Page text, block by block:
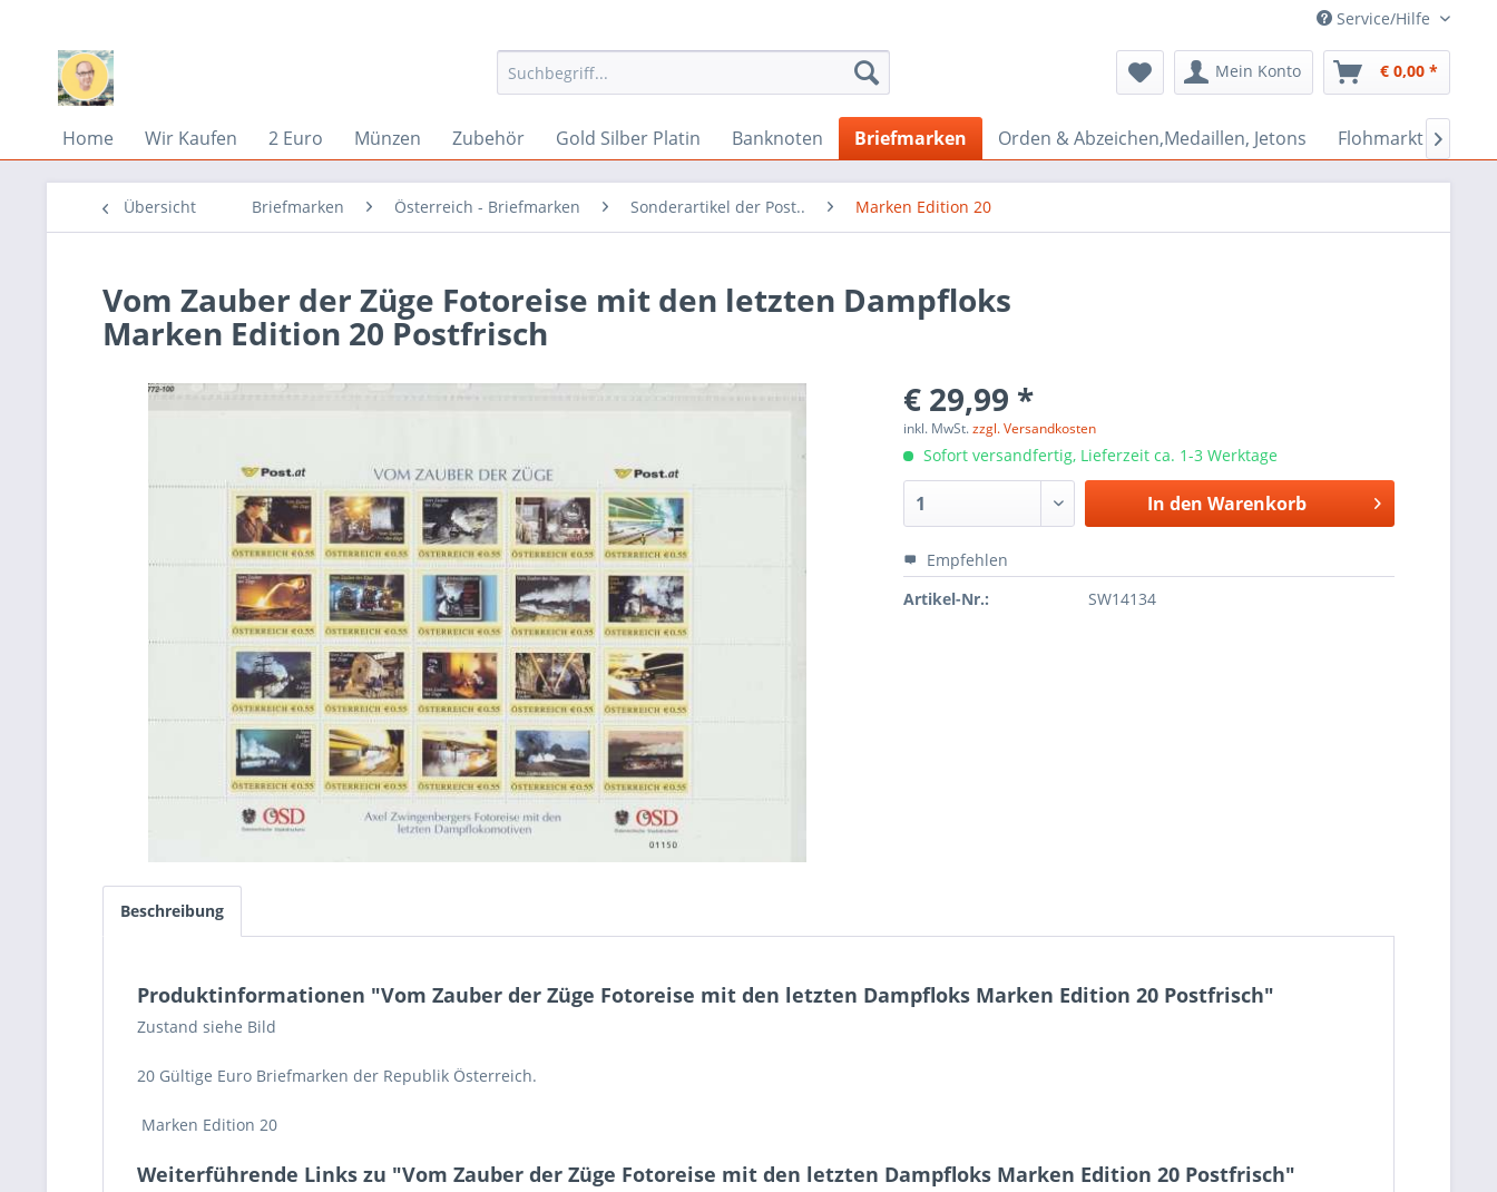
Service/Hilfe
Mein Konto € 0,00 *
Home Wir Kaufen 2 Euro Münzen Zubehör Gold Silber Platin Banknoten Briefmarken Orden & Abzeichen,Medaillen, Jetons Flohmarkt Bazar

Übersicht Briefmarken Österreich - Briefmarken Sonderartikel der Post.. Marken Edition 20
Vom Zauber der Züge Fotoreise mit den letzten Dampfloks
Marken Edition 20 Postfrisch
€ 29,99 *
inkl. MwSt.zzgl. Versandkosten
Sofort versandfertig, Lieferzeit ca. 1-3 Werktage
In den Warenkorb
Empfehlen
Artikel-Nr.:
SW14134
Beschreibung
Produktinformationen "Vom Zauber der Züge Fotoreise mit den letzten Dampfloks Marken Edition 20 Postfrisch"
Zustand siehe Bild
20 Gültige Euro Briefmarken der Republik Österreich.
Marken Edition 20
Weiterführende Links zu "Vom Zauber der Züge Fotoreise mit den letzten Dampfloks Marken Edition 20 Postfrisch"